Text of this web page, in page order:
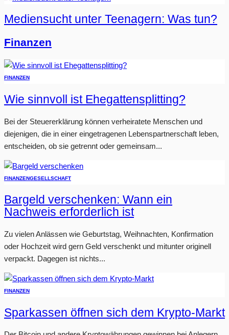
Mediensucht unter Teenagern: Was tun?
Finanzen
FINANZEN
Wie sinnvoll ist Ehegattensplitting?
Bei der Steuererklärung können verheiratete Menschen und
diejenigen, die in einer eingetragenen Lebenspartnerschaft leben,
entscheiden, ob sie getrennt oder gemeinsam...
FINANZENGESELLSCHAFT
Bargeld verschenken: Wann ein
Nachweis erforderlich ist
Zu vielen Anlässen wie Geburtstag, Weihnachten, Konfirmation
oder Hochzeit wird gern Geld verschenkt und mitunter originell
verpackt. Dagegen ist nichts...
FINANZEN
Sparkassen öffnen sich dem Krypto-Markt